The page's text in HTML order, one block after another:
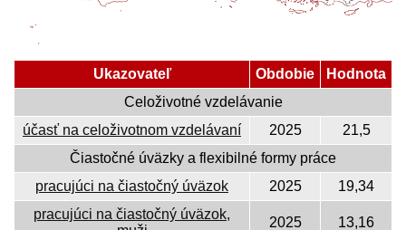
Ukazovateľ Obdobie
Hodnota
Celoživotné vzdelávanie
účasť na celoživotnom vzdelávaní
2025
21,5
Čiastočné úväzky a flexibilné formy práce
pracujúci na čiastočný úväzok
2025
19,34
pracujúci na čiastočný úväzok,
2025 13,16